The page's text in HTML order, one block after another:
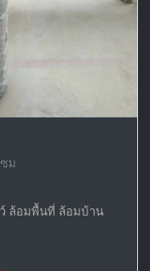
ม
ล้อมพื้นที่ ล้อมบ้าน